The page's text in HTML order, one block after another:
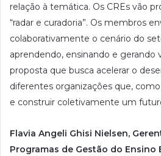
relação à temática. Os CREs vão
“radar e curadoria”. Os membros
colaborativamente o cenário do
aprendendo, ensinando e gerando
proposta que busca acelerar o
diferentes organizações que,
e construir coletivamente um
Flavia Angeli Ghisi Nielsen,
Programas de Gestão do Ensino